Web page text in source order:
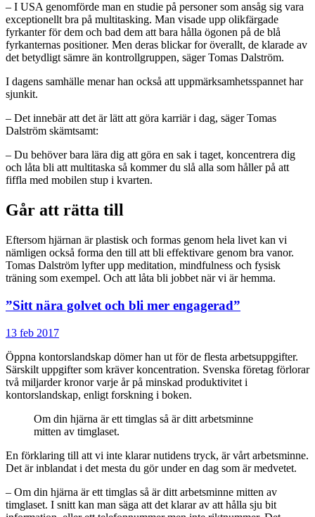
– I USA genomförde man en studie på personer som ansåg sig vara
exceptionellt bra på multitasking. Man visade upp olikfärgade
fyrkanter för dem och bad dem att bara hålla ögonen på de blå
fyrkanternas positioner. Men deras blickar for överallt, de klarade av
det betydligt sämre än kontrollgruppen, säger Tomas Dalström.
I dagens samhälle menar han också att uppmärksamhetsspannet har
sjunkit.
– Det innebär att det är lätt att göra karriär i dag, säger Tomas
Dalström skämtsamt:
– Du behöver bara lära dig att göra en sak i taget, koncentrera dig
och låta bli att multitaska så kommer du slå alla som håller på att
fiffla med mobilen stup i kvarten.
Går att rätta till
Eftersom hjärnan är plastisk och formas genom hela livet kan vi
nämligen också forma den till att bli effektivare genom bra vanor.
Tomas Dalström lyfter upp meditation, mindfulness och fysisk
träning som exempel. Och att låta bli jobbet när vi är hemma.
”Sitt nära golvet och bli mer engagerad”
13 feb 2017
Öppna kontorslandskap dömer han ut för de flesta arbetsuppgifter.
Särskilt uppgifter som kräver koncentration. Svenska företag förlorar
två miljarder kronor varje år på minskad produktivitet i
kontorslandskap, enligt forskning i boken.
Om din hjärna är ett timglas så är ditt arbetsminne
mitten av timglaset.
En förklaring till att vi inte klarar nutidens tryck, är vårt arbetsminne.
Det är inblandat i det mesta du gör under en dag som är medvetet.
– Om din hjärna är ett timglas så är ditt arbetsminne mitten av
timglaset. I snitt kan man säga att det klarar av att hålla sju bit